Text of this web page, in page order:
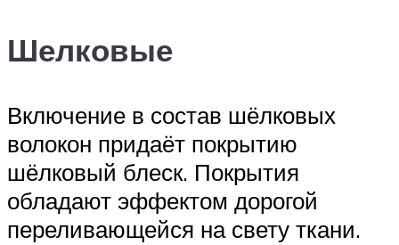
Шелковые
Включение в состав шёлковых
волокон придаёт покрытию
шёлковый блеск. Покрытия
обладают эффектом дорогой
переливающейся на свету ткани.